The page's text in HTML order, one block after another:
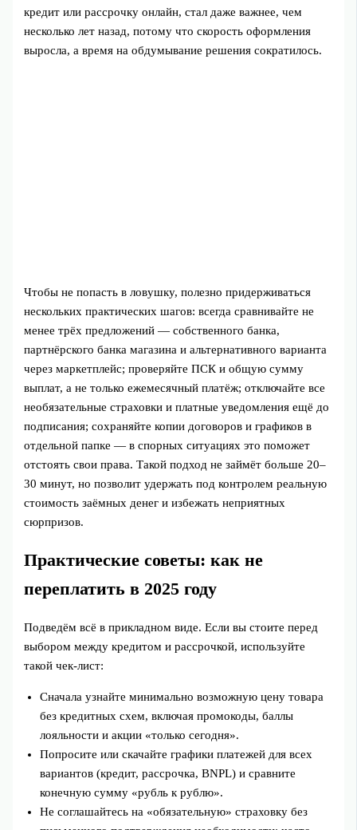
кредит или рассрочку онлайн, стал даже важнее, чем
несколько лет назад, потому что скорость оформления
выросла, а время на обдумывание решения сократилось.
Чтобы не попасть в ловушку, полезно придерживаться
нескольких практических шагов: всегда сравнивайте не
менее трёх предложений — собственного банка,
партнёрского банка магазина и альтернативного варианта
через маркетплейс; проверяйте ПСК и общую сумму
выплат, а не только ежемесячный платёж; отключайте все
необязательные страховки и платные уведомления ещё до
подписания; сохраняйте копии договоров и графиков в
отдельной папке — в спорных ситуациях это поможет
отстоять свои права. Такой подход не займёт больше 20–
30 минут, но позволит удержать под контролем реальную
стоимость заёмных денег и избежать неприятных
сюрпризов.
Практические советы: как не
переплатить в 2025 году
Подведём всё в прикладном виде. Если вы стоите перед
выбором между кредитом и рассрочкой, используйте
такой чек‑лист:
Сначала узнайте минимально возможную цену товара
без кредитных схем, включая промокоды, баллы
лояльности и акции «только сегодня».
Попросите или скачайте графики платежей для всех
вариантов (кредит, рассрочка, BNPL) и сравните
конечную сумму «рубль к рублю».
Не соглашайтесь на «обязательную» страховку без